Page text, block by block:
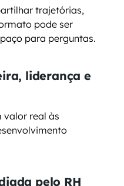
trajetórias,
pode ser
para perguntas.
liderança e
valor real às
pelo RH